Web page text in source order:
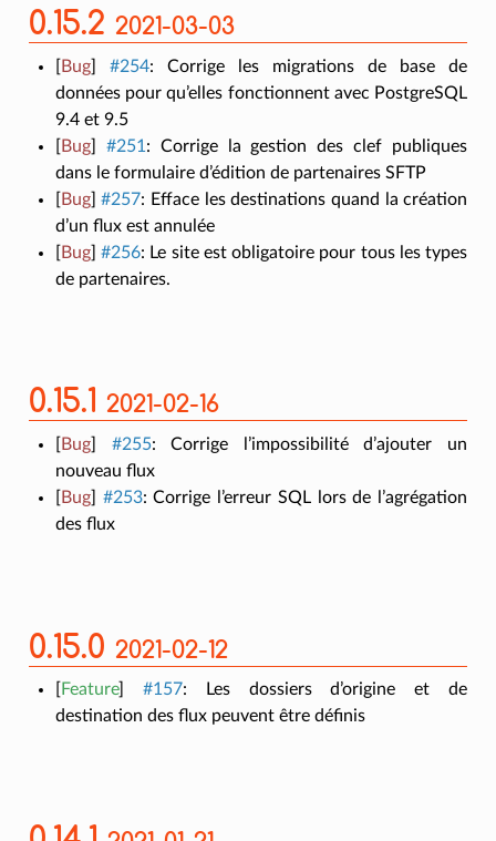
0.15.2 2021-03-03
Bug] #254: Corrige les migrations de base de
données pour qu’elles fonctionnent avec PostgreSQL
9.4 et 9.5
Bug] #251 : Corrige la gestion des clef publiques
dans le formulaire d’édition de partenaires SFTP
Bug] #257: Efface les destinations quand la création
d’un flux est annulée
Bug] #256: Le site est obligatoire pour tous les types
de partenaires.
0.15.1 2021-02-16
Bug] #255: Corrige l’impossibilité d’ajouter un
nouveau flux
Bug] #253: Corrige l’erreur SQL lors de l’agrégation
des flux
0.15.0 2021-02-12
Feature] #157: Les dossiers d’origine et de
destination des flux peuvent être définis